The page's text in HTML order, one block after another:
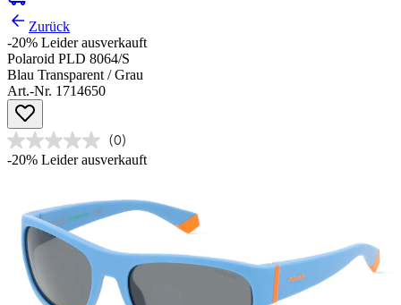
Zurück
-20% Leider ausverkauft
Polaroid PLD 8064/S
Blau Transparent / Grau
Art.-Nr. 1714650
(0)
-20% Leider ausverkauft